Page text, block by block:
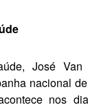
José Van­
nacional
nos